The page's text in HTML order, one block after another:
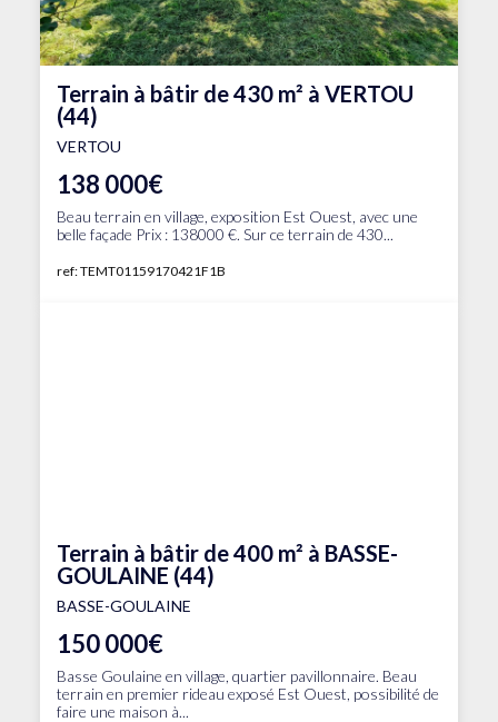
Terrain à bâtir de 430 m² à VERTOU
(44)
VERTOU
138 000€
Beau terrain en village, exposition Est Ouest, avec une
belle façade Prix : 138000 €. Sur ce terrain de 430...
ref: TEMT01159170421F1B
Terrain à bâtir de 400 m² à BASSE-
GOULAINE (44)
BASSE-GOULAINE
150 000€
Basse Goulaine en village, quartier pavillonnaire. Beau
terrain en premier rideau exposé Est Ouest, possibilité de
faire une maison à...